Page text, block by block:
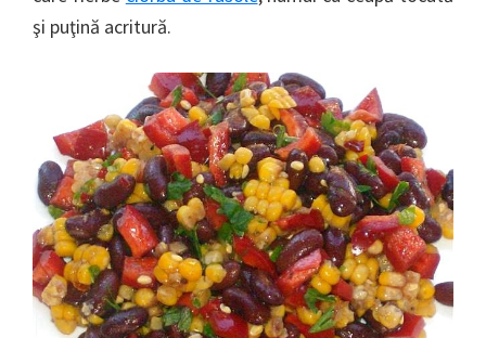
şi puţină acritură.